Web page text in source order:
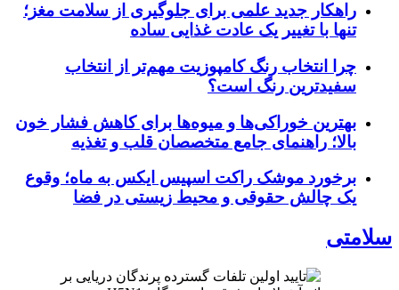
راهکار جدید علمی برای جلوگیری از سلامت مغز؛
تنها با تغییر یک عادت غذایی ساده
چرا انتخاب رنگ کامپوزیت مهم‌تر از انتخاب
سفیدترین رنگ است؟
بهترین خوراکی‌ها و میوه‌ها برای کاهش فشار خون
بالا؛ راهنمای جامع متخصصان قلب و تغذیه
برخورد موشک راکت اسپیس ایکس به ماه؛ وقوع
یک چالش حقوقی و محیط زیستی در فضا
سلامتی